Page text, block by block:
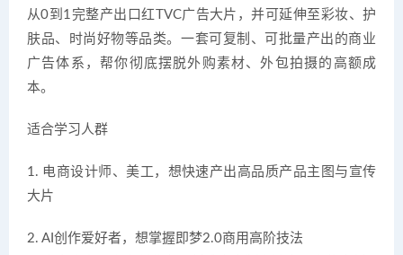
从0到1完整产出口红TVC广告大片，并可延伸至彩妆、护
肤品、时尚好物等品类。一套可复制、可批量产出的商业
广告体系，帮你彻底摆脱外购素材、外包拍摄的高额成
本。
适合学习人群
1. 电商设计师、美工，想快速产出高品质产品主图与宣传
大片
2. AI创作爱好者，想掌握即梦2.0商用高阶技法